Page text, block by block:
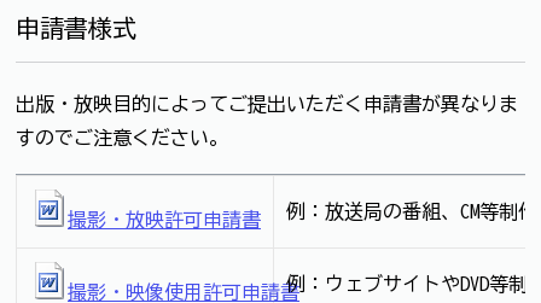
申請書様式
出版・放映目的によってご提出いただく申請書が異なりま
すのでご注意ください。
撮影・放映許可申請書 例：放送局の番組、CM等制
撮影・映像使用許可申請書例：ウェブサイトやDVD等制